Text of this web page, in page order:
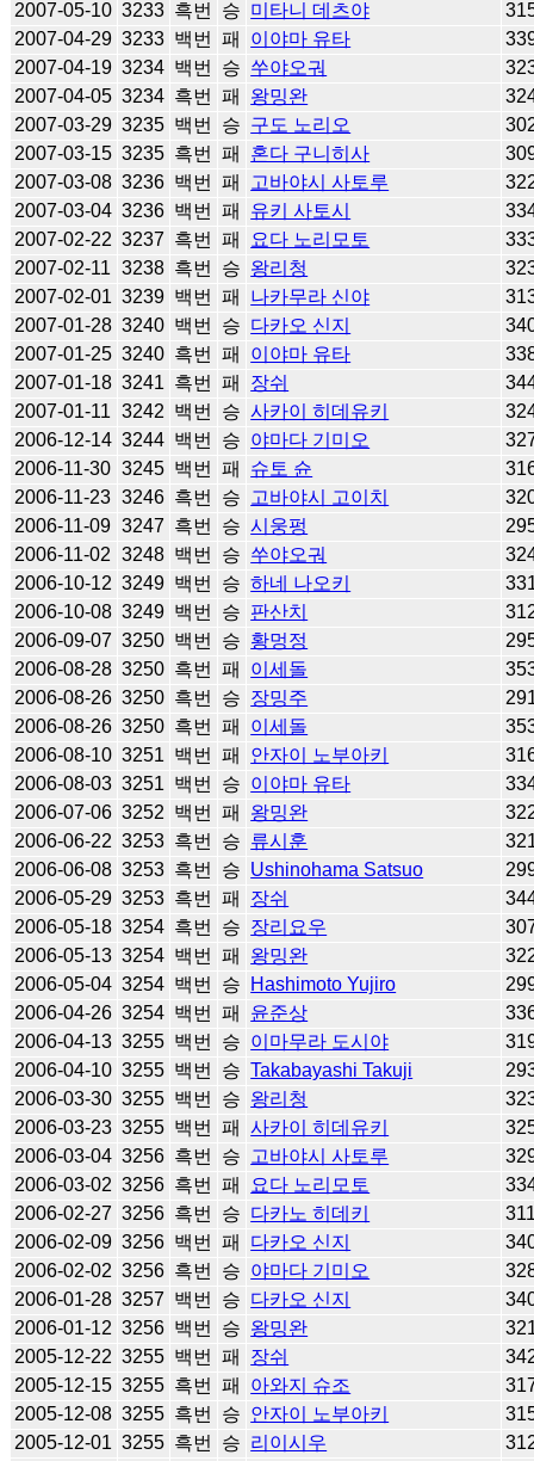
2007-05-10 3233 흑번 승 미타니 데츠야
2007-04-29 3233 백번 패 이야마 유타
2007-04-19 3234 백번 승 쑤야오궈
2007-04-05 3234 흑번 패 왕밍완
2007-03-29 3235 백번 승 구도 노리오
2007-03-15 3235 흑번 패 혼다 구니히사
2007-03-08 3236 백번 패 고바야시 사토루
2007-03-04 3236 백번 패 유키 사토시
2007-02-22 3237 흑번 패 요다 노리모토
2007-02-11 3238 흑번 승 왕리청
2007-02-01 3239 백번 패 나카무라 신야
2007-01-28 3240 백번 승 다카오 신지
2007-01-25 3240 흑번 패 이야마 유타
2007-01-18 3241 흑번 패 장쉬
2007-01-11 3242 백번 승 사카이 히데유키
2006-12-14 3244 백번 승 야마다 기미오
2006-11-30 3245 백번 패 슈토 슌
2006-11-23 3246 흑번 승 고바야시 고이치
2006-11-09 3247 흑번 승 시웅펑
2006-11-02 3248 백번 승 쑤야오궈
2006-10-12 3249 백번 승 하네 나오키
2006-10-08 3249 백번 승 판산치
2006-09-07 3250 백번 승 황멍정
2006-08-28 3250 흑번 패 이세돌
2006-08-26 3250 흑번 승 장밍주
2006-08-26 3250 흑번 패 이세돌
2006-08-10 3251 백번 패 안자이 노부아키
2006-08-03 3251 백번 승 이야마 유타
2006-07-06 3252 백번 패 왕밍완
2006-06-22 3253 흑번 승 류시훈
2006-06-08 3253 흑번 승 Ushinohama Satsuo
2006-05-29 3253 흑번 패 장쉬
2006-05-18 3254 흑번 승 장리요우
2006-05-13 3254 백번 패 왕밍완
2006-05-04 3254 백번 승 Hashimoto Yujiro
2006-04-26 3254 백번 패 윤준상
2006-04-13 3255 백번 승 이마무라 도시야
2006-04-10 3255 백번 승 Takabayashi Takuji
2006-03-30 3255 백번 승 왕리청
2006-03-23 3255 백번 패 사카이 히데유키
2006-03-04 3256 흑번 승 고바야시 사토루
2006-03-02 3256 흑번 패 요다 노리모토
2006-02-27 3256 흑번 승 다카노 히데키
2006-02-09 3256 백번 패 다카오 신지
2006-02-02 3256 흑번 승 야마다 기미오
2006-01-28 3257 백번 승 다카오 신지
2006-01-12 3256 백번 승 왕밍완
2005-12-22 3255 백번 패 장쉬
2005-12-15 3255 흑번 패 아와지 슈조
2005-12-08 3255 흑번 승 안자이 노부아키
2005-12-01 3255 흑번 승 리이시우